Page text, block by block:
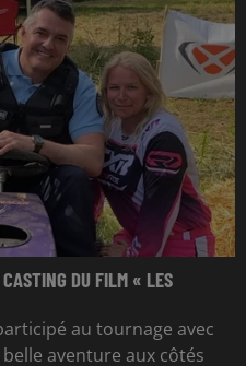
DU FILM « LES
au tournage avec
aventure aux côtés